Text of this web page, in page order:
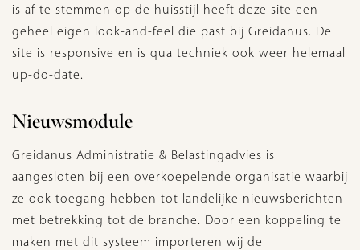
is af te stemmen op de huisstijl heeft deze site een
geheel eigen look-and-feel die past bij Greidanus. De
site is responsive en is qua techniek ook weer helemaal
up-do-date.
Nieuwsmodule
Greidanus Administratie & Belastingadvies is
aangesloten bij een overkoepelende organisatie waarbij
ze ook toegang hebben tot landelijke nieuwsberichten
met betrekking tot de branche. Door een koppeling te
maken met dit systeem importeren wij de